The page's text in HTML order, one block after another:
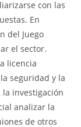
con las
En
del Juego
el sector.
licencia
seguridad y la
la investigación
analizar la
de otros